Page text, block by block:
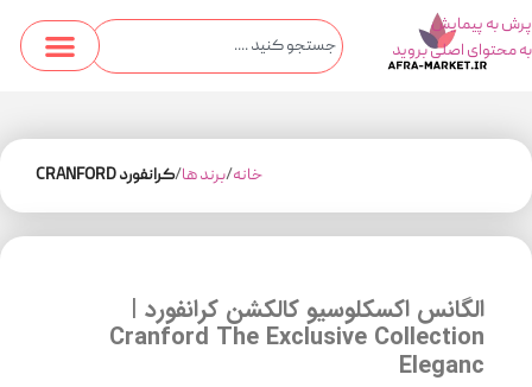
پرش به پیمایش
به محتوای اصلی بروید
خانه برند ها کرانفورد CRANFORD
الگانس اکسکلوسیو کالکشن کرانفورد |
Cranford The Exclusive Collection
Eleganc